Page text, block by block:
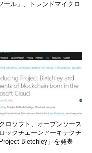
ール」、トレンドマイクロ
ロソフト、オープンソース
ックチェーンアーキテクチ
Bletchley」を発表